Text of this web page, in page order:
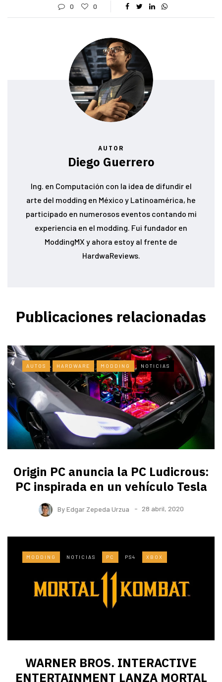
0 0
AUTOR
Diego Guerrero
Ing. en Computación con la idea de difundir el
arte del modding en México y Latinoamérica, he
participado en numerosos eventos contando mi
experiencia en el modding. Fui fundador en
ModdingMX y ahora estoy al frente de
HardwaReviews.
Publicaciones relacionadas
AUTOS HARDWARE MODDING NOTICIAS
Origin PC anuncia la PC Ludicrous:
PC inspirada en un vehículo Tesla
ByEdgar Zepeda Urzua 28 abril, 2020
MODDING NOTICIAS PC PS4 XBOX
WARNER BROS. INTERACTIVE
ENTERTAINMENT LANZA MORTAL